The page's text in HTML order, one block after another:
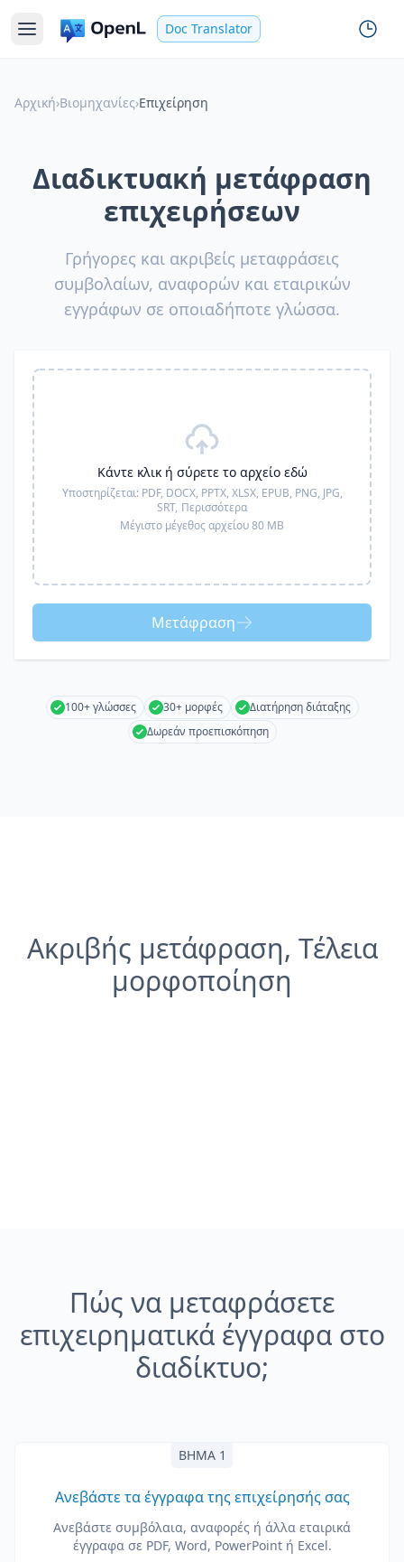
Doc Translator
Αρχική›Βιομηχανίες›Επιχείρηση
Διαδικτυακή μετάφραση
επιχειρήσεων
Γρήγορες και ακριβείς μεταφράσεις
συμβολαίων, αναφορών και εταιρικών
εγγράφων σε οποιαδήποτε γλώσσα.
Κάντε κλικ ή σύρετε το αρχείο εδώ
Υποστηρίζεται: PDF, DOCX, PPTX, XLSX, EPUB, PNG, JPG,
SRT, Περισσότερα
Μέγιστο μέγεθος αρχείου 80 MB
Μετάφραση
100+ γλώσσες 30+ μορφές
Διατήρηση διάταξης
Δωρεάν προεπισκόπηση
Ακριβής μετάφραση, Τέλεια
μορφοποίηση
Πώς να μεταφράσετε
επιχειρηματικά έγγραφα στο
διαδίκτυο;
ΒΉΜΑ 1
Ανεβάστε τα έγγραφα της επιχείρησής σας
Ανεβάστε συμβόλαια, αναφορές ή άλλα εταιρικά
έγγραφα σε PDF, Word, PowerPoint ή Excel.